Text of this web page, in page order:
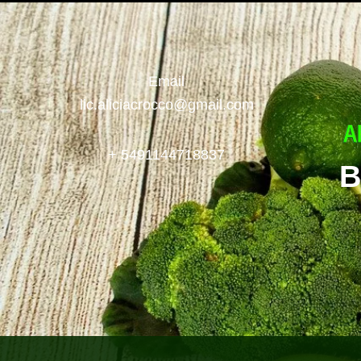
Email
lic.aliciacrocco@gmail.com
+ 5491144718837